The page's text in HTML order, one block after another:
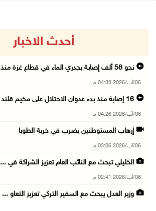
أحدث الاخبار
نحو 58 ألف إصابة بجدري الماء في قطاع غزة منذ ...
06/آب/2026 04:33 م
16 إصابة منذ بدء عدوان الاحتلال على مخيم قلند ...
06/آب/2026 04:26 م
إرهاب المستوطنين يضرب في خربة الطوبا
06/آب/2026 03:06 م
الخليلي تبحث مع النائب العام تعزيز الشراكة في ...
06/آب/2026 02:41 م
وزير العدل يبحث مع السفير التركي تعزيز التعاو ...